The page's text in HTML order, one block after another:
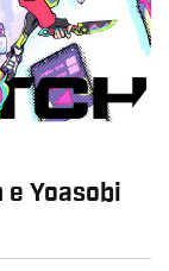
Yoasobi